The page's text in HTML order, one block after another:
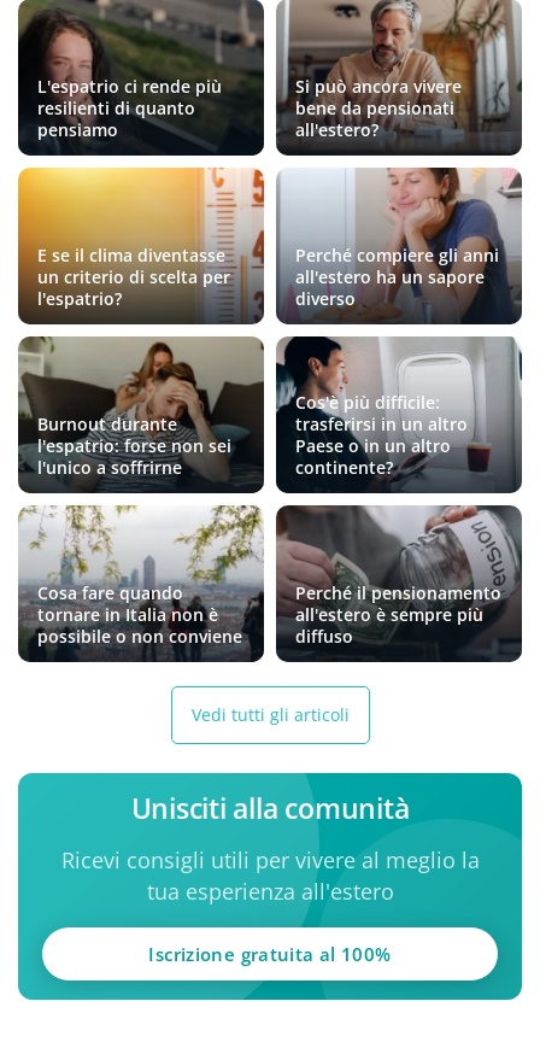
L'espatrio ci rende più
resilienti di quanto
pensiamo
Si può ancora vivere
bene da pensionati
all'estero?
E se il clima diventasse
un criterio di scelta per
l'espatrio?
Perché compiere gli anni
all'estero ha un sapore
diverso
Burnout durante
l'espatrio: forse non sei
l'unico a soffrirne
Cos'è più difficile:
trasferirsi in un altro
Paese o in un altro
continente?
Cosa fare quando
tornare in Italia non è
possibile o non conviene
Perché il pensionamento
all'estero è sempre più
diffuso
Vedi tutti gli articoli
Unisciti alla comunità
Ricevi consigli utili per vivere al meglio la
tua esperienza all'estero
Iscrizione gratuita al 100%